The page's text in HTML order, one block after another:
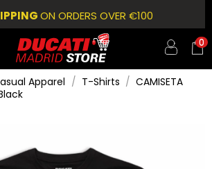
ON ORDERS OVER €100
0
Apparel T-Shirts
CAMISETA